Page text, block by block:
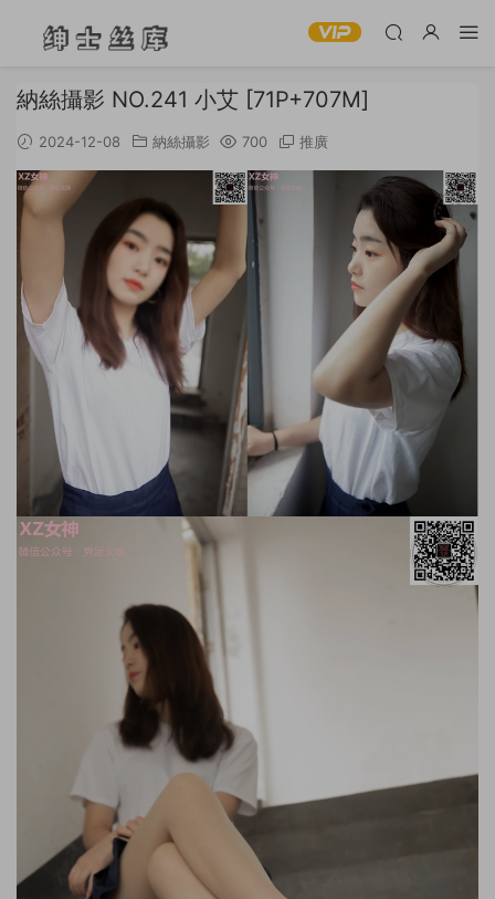
納絲攝影 NO.241 小艾 [71P+707M]
2024-12-08 納絲攝影 700 推廣